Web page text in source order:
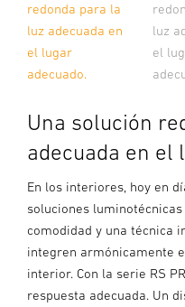
redonda para la
luz adecuada en
el lugar
adecuado.
luz
el
Una solución
adecuada en el
En los interiores, hoy en
soluciones
comodidad y una técnica
integren armónicamente
interior. Con la serie RS
respuesta adecuada. Un